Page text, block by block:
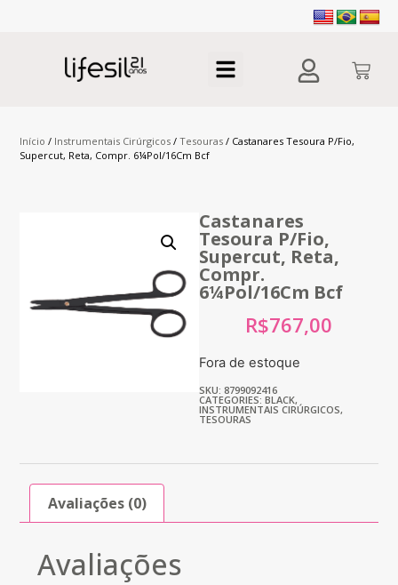
Início / Instrumentais Cirúrgicos /Tesouras / Castanares Tesoura P/Fio,
Supercut, Reta, Compr. 6¼Pol/16Cm Bcf
Castanares
Tesoura P/Fio,
Supercut, Reta,
Compr.
6¼Pol/16Cm Bcf
R$767,00
Fora de estoque
SKU: 8799092416
CATEGORIES: BLACK,
INSTRUMENTAIS CIRÚRGICOS,
TESOURAS
Avaliações (0)
Avaliações